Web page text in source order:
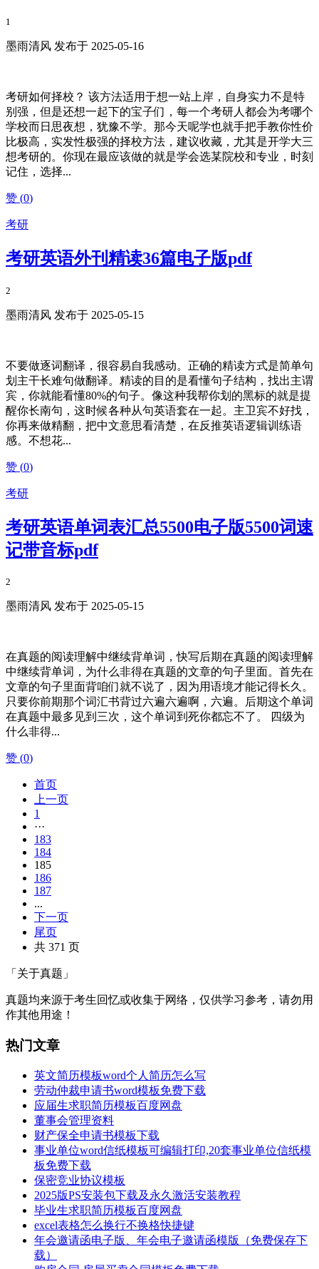
1
墨雨清风 发布于 2025-05-16
考研如何择校？ 该方法适用于想一站上岸，自身实力不是特
别强，但是还想一起下的宝子们，每一个考研人都会为考哪个
学校而日思夜想，犹豫不学。那今天呢学也就手把手教你性价
比极高，实发性极强的择校方法，建议收藏，尤其是开学大三
想考研的。你现在最应该做的就是学会选某院校和专业，时刻
记住，选择...
赞 (0)
考研
考研英语外刊精读36篇电子版pdf
2
墨雨清风 发布于 2025-05-15
不要做逐词翻译，很容易自我感动。正确的精读方式是简单句
划主干长难句做翻译。精读的目的是看懂句子结构，找出主谓
宾，你就能看懂80%的句子。像这种我帮你划的黑标的就是提
醒你长南句，这时候各种从句英语套在一起。主卫宾不好找，
你再来做精翻，把中文意思看清楚，在反推英语逻辑训练语
感。不想花...
赞 (0)
考研
考研英语单词表汇总5500电子版5500词速
记带音标pdf
2
墨雨清风 发布于 2025-05-15
在真题的阅读理解中继续背单词，快写后期在真题的阅读理解
中继续背单词，为什么非得在真题的文章的句子里面。首先在
文章的句子里面背咱们就不说了，因为用语境才能记得长久。
只要你前期那个词汇书背过六遍六遍啊，六遍。后期这个单词
在真题中最多见到三次，这个单词到死你都忘不了。 四级为
什么非得...
赞 (0)
首页
上一页
1
···
183
184
185
186
187
...
下一页
尾页
共 371 页
「关于真题」
真题均来源于考生回忆或收集于网络，仅供学习参考，请勿用
作其他用途！
热门文章
英文简历模板word个人简历怎么写
劳动仲裁申请书word模板免费下载
应届生求职简历模板百度网盘
董事会管理资料
财产保全申请书模板下载
事业单位word信纸模板可编辑打印,20套事业单位信纸模
板免费下载
保密竞业协议模板
2025版PS安装包下载及永久激活安装教程
毕业生求职简历模板百度网盘
excel表格怎么换行不换格快捷键
年会邀请函电子版、年会电子邀请函模版（免费保存下
载）